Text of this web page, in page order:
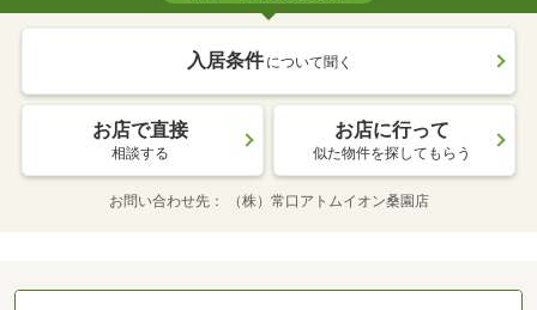
入居条件 について聞く
お店で直接
相談する
お店に行って
似た物件を探してもらう
お問い合わせ先 （株）常口アトムイオン桑園店